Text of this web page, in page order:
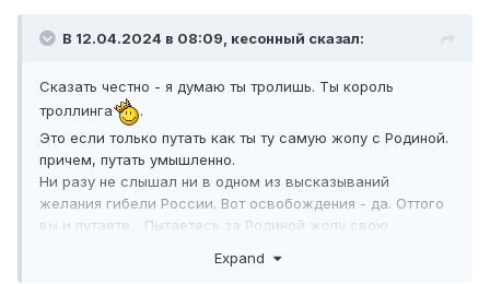
В 12.04.2024 в 08:09, кесонный сказал:
Сказать честно - я думаю ты тролишь. Ты король
троллинга
.
Это если только путать как ты ту самую жопу с Родиной.
причем, путать умышленно.
Ни разу не слышал ни в одном из высказываний
желания гибели России. Вот освобождения - да. Оттого
вы и путаете... Пытаетесь за Родиной жопу свою
Expand